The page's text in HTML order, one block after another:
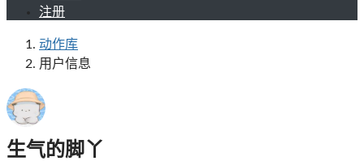
注册
动作库
用户信息
生气的脚丫